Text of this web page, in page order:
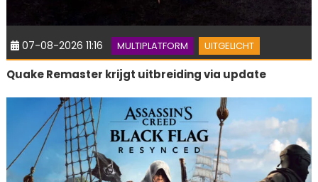
07-08-2026 11:16 MULTIPLATFORM UITGELICHT
Quake Remaster krijgt uitbreiding via update